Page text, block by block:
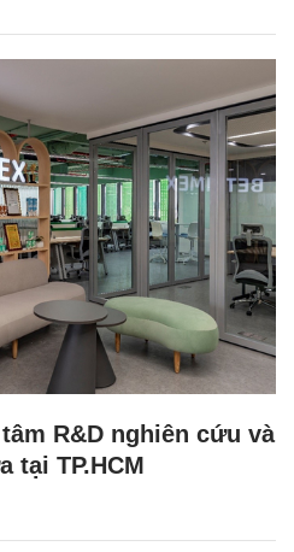
R&D nghiên cứu và
tại TP.HCM